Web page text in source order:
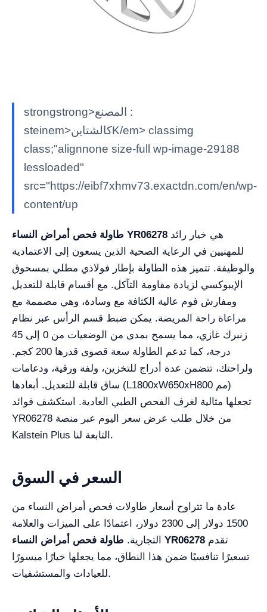
strongstrong>المصنع :
steinem>كالشتاينK/em> classimg
class;"alignnone size-full wp-image-29188
lessloaded"
src="https://eibf7xhmv73.exactdn.com/en/wp-
content/up
طاولة فحص أمراض النساء YR06278
للمهنيين في الرعاية الصحية الذين يسعون إلى الاعتمادية
والوظيفة. تتميز هذه الطاولة بإطار فولاذي مطلي بمسحوق
الإيبوكسي لزيادة مقاومة التآكل. مع أقسام قابلة للتعديل
ومفارش فوم عالية الكثافة مع وسادة، وهي مصممة مع
مراعاة راحة المريضة. يمكن ضبط قسم الرأس عبر نظام
زنبرك غازي، مما يسمح بمدى من الوضعيات من 0 إلى 45
درجة، كما تدعم الطاولة سعة قصوى قدرها 200 كجم.
ولراحتك، تتضمن عدة أدراج للتخزين، ولفة ورقية، ودعامات
ساق قابلة للتعديل. أبعادها (L1800xW650xH800 مم)
تجعلها مثالية لغرف الفحص الطبي العادية. استكشف فوائد
YR06278 من خلال طلب عرض سعر اليوم عبر منصة
Kalstein Plus التابعة لنا.
السعر في السوق
عادة ما تتراوح أسعار طاولات فحص أمراض النساء من
1500 دولار إلى 2300 دولار، اعتمادًا على الميزات والعلامة
التجارية. طاولة فحص أمراض النساء YR06278
تسعيرًا تنافسيًا ضمن هذا النطاق، مما يجعلها خيارًا ميسورًا
للعيادات والمستشفيات.